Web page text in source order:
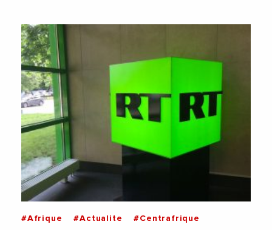
#Afrique #Actualite
#Centrafrique